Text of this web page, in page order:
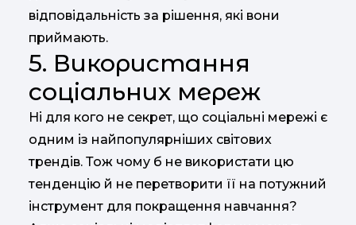
відповідальність за рішення, які вони
приймають.
5. Використання
соціальних мереж
Ні для кого не секрет, що соціальні мережі є
одним із найпопулярніших світових
трендів. Тож чому б не використати цю
тенденцію й не перетворити її на потужний
інструмент для покращення навчання?